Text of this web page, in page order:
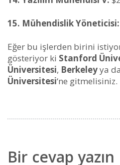
15. Mühendislik Yöneticisi:
Eğer bu işlerden birini
gösteriyor ki Stanford
Üniversitesi, Berkeleyya da
Üniversitesi‘ne gitmelisiniz.
Bir cevap yazın